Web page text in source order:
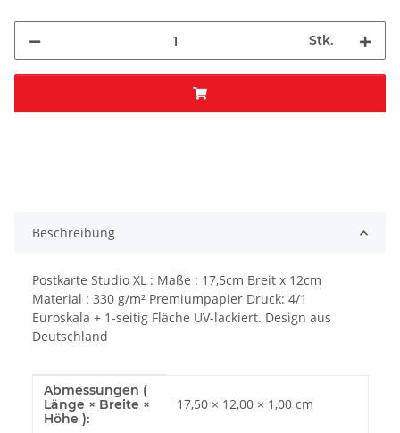
Stk.
Beschreibung
Postkarte Studio XL : Maße : 17,5cm Breit x 12cm
Material : 330 g/m² Premiumpapier Druck: 4/1
Euroskala + 1-seitig Fläche UV-lackiert. Design aus
Deutschland
Produkteigenschaft
Wert
Abmessungen (
Länge × Breite ×
Höhe ):
17,50 × 12,00 × 1,00 cm